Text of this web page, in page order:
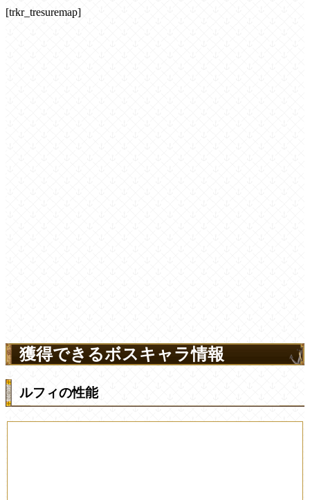
[trkr_tresuremap]
獲得できるボスキャラ情報
ルフィの性能